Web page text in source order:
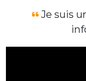
Je suis